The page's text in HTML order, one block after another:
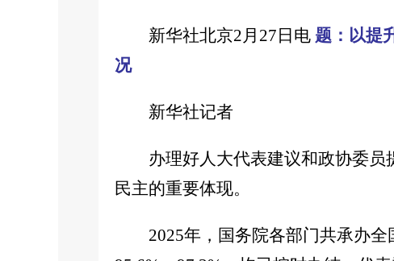
新华社北京2月27日电 题：以提
况
新华社记者
办理好人大代表建议和政协委
民主的重要体现。
2025年，国务院各部门共承办